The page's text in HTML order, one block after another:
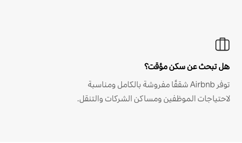
هل تبحث عن سكن مؤقت؟
توفر Airbnb شققًا مفروشة بالكامل ومناسبة
لاحتياجات الموظفين ومساكن الشركات والتنقل.